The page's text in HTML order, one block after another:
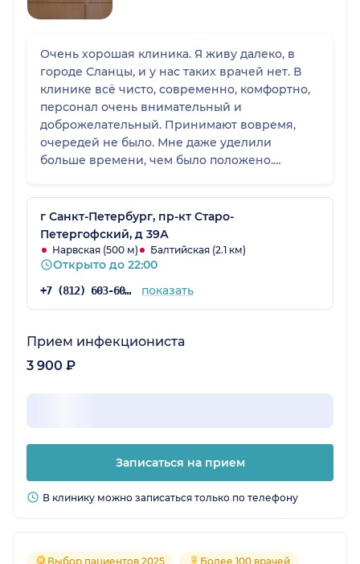
Очень хорошая клиника. Я живу далеко, в
городе Сланцы, и у нас таких врачей нет. В
клинике всё чисто, современно, комфортно,
персонал очень внимательный и
доброжелательный. Принимают вовремя,
очередей не было. Мне даже уделили
больше времени, чем было положено.
г Санкт-Петербург, пр-кт Старо-
Петергофский, д 39А
Нарвская (500 м) Балтийская (2.1 км)
Открыто до 22:00
+7 (812) 603-60-42 показать
Прием инфекциониста
3 900 ₽
Записаться на прием
В клинику можно записаться только по телефону
Выбор пациентов 2025 Более 100 врачей